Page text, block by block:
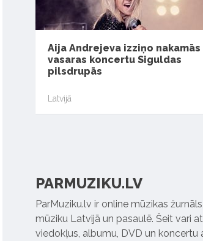
Aija Andrejeva izziņo nakamās
vasaras koncertu Siguldas
pilsdrupās
Latvijā
PARMUZIKU.LV
ParMuziku.lv ir online mūzikas
mūziku Latvijā un pasaulē. Šeit vari
viedokļus, albumu, DVD un